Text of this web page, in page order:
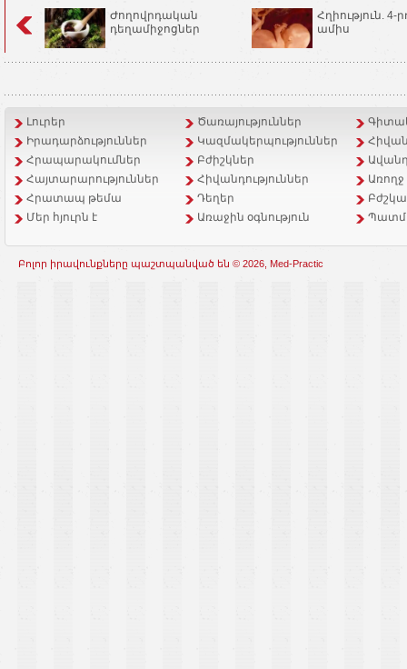
Ժողովրդական
դեղամիջոցներ
Հղիություն. 4-
ամիս
Լուրեր Ծառայություններ
Իրադարձություններ
Կազմակերպություններ
Հրապարակումներ
Բժիշկներ
Հայտարարություններ
Հիվանդություններ
Հրատապ թեմա
Դեղեր
Մեր հյուրն է
Առաջին օգնություն
Բոլոր իրավունքները պաշտպանված են © 2026, Med-Practic